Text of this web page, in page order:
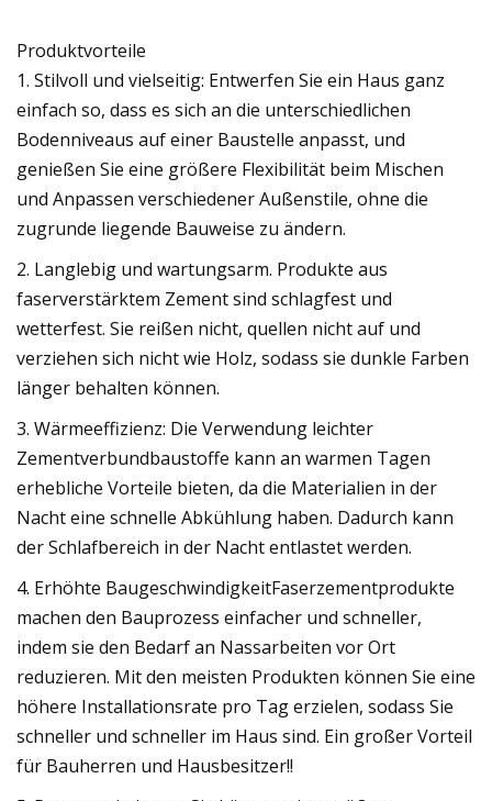
Produktvorteile
1. Stilvoll und vielseitig: Entwerfen Sie ein Haus ganz
einfach so, dass es sich an die unterschiedlichen
Bodenniveaus auf einer Baustelle anpasst, und
genießen Sie eine größere Flexibilität beim Mischen
und Anpassen verschiedener Außenstile, ohne die
zugrunde liegende Bauweise zu ändern.
2. Langlebig und wartungsarm. Produkte aus
faserverstärktem Zement sind schlagfest und
wetterfest. Sie reißen nicht, quellen nicht auf und
verziehen sich nicht wie Holz, sodass sie dunkle Farben
länger behalten können.
3. Wärmeeffizienz: Die Verwendung leichter
Zementverbundbaustoffe kann an warmen Tagen
erhebliche Vorteile bieten, da die Materialien in der
Nacht eine schnelle Abkühlung haben. Dadurch kann
der Schlafbereich in der Nacht entlastet werden.
4. Erhöhte BaugeschwindigkeitFaserzementprodukte
machen den Bauprozess einfacher und schneller,
indem sie den Bedarf an Nassarbeiten vor Ort
reduzieren. Mit den meisten Produkten können Sie eine
höhere Installationsrate pro Tag erzielen, sodass Sie
schneller und schneller im Haus sind. Ein großer Vorteil
für Bauherren und Hausbesitzer!!